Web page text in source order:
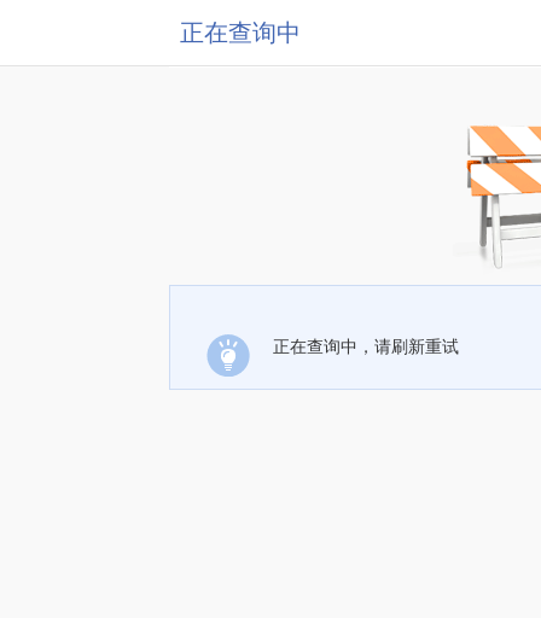
正在查询中
正在查询中，请刷新重试